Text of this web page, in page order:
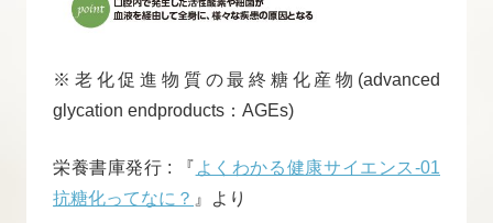
※老化促進物質の最終糖化産物(advanced
glycation endproducts：AGEs)
栄養書庫発行 : 『 よくわかる健康サイエンス-01
抗糖化ってなに？ 』より